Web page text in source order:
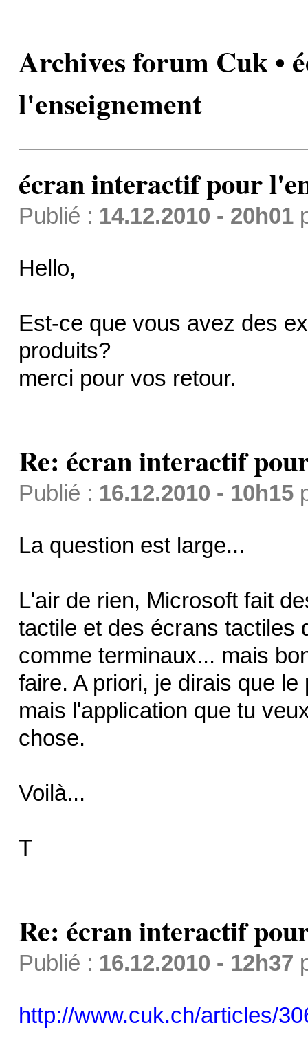
Archives forum Cuk •
l'enseignement
écran interactif pour
Publié : 14.12.2010 - 20h01
Hello,
Est-ce que vous avez des
produits?
merci pour vos retour.
Re: écran interactif
Publié : 16.12.2010 - 10h15
La question est large...
L'air de rien, Microsoft fait
tactile et des écrans tactiles
comme terminaux... mais
faire. A priori, je dirais que
mais l'application que tu
chose.
Voilà...
T
Re: écran interactif
Publié : 16.12.2010 - 12h37
http://www.cuk.ch/articles/